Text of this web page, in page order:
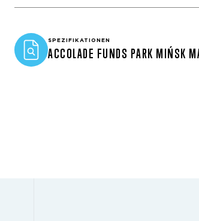
SPEZIFIKATIONEN
ACCOLADE FUNDS PARK MIŃSK